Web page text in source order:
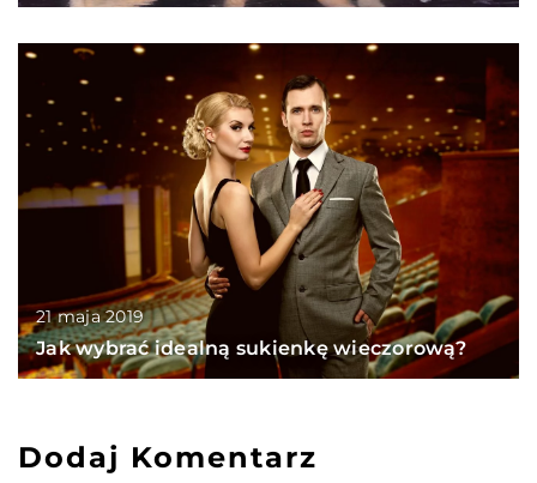
21 maja 2019
Jak wybrać idealną sukienkę wieczorową?
Dodaj Komentarz